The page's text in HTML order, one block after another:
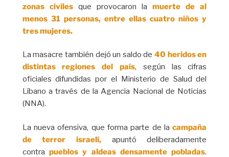
zonas civilesque provocaron lamuerte de al
menos 31 personas, entre ellas cuatro niños y
tres mujeres.
La masacre también dejó un saldo de40 heridos en
distintas regiones del país, según las cifras
oficiales difundidas por el Ministerio de Salud del
Líbano a través de la Agencia Nacional de Noticias
(NNA).
La nueva ofensiva, que forma parte de lacampaña
de terror israelí, apuntó deliberadamente
contra pueblos y aldeas densamente pobladas.